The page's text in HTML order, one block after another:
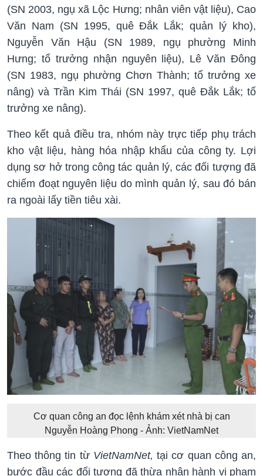
(SN 2003, ngụ xã Lộc Hưng; nhân viên vật liệu), Cao
Văn Nam (SN 1995, quê Đắk Lắk; quản lý kho),
Nguyễn Văn Hậu (SN 1989, ngụ phường Minh
Hưng; tổ trưởng nhận nguyên liệu), Lê Văn Đông
(SN 1983, ngụ phường Chơn Thành; tổ trưởng xe
nâng) và Trần Kim Thái (SN 1997, quê Đắk Lắk; tổ
trưởng xe nâng).
Theo kết quả điều tra, nhóm này trực tiếp phụ trách
kho vật liệu, hàng hóa nhập khẩu của công ty. Lợi
dụng sơ hở trong công tác quản lý, các đối tượng đã
chiếm đoạt nguyên liệu do mình quản lý, sau đó bán
ra ngoài lấy tiền tiêu xài.
Cơ quan công an đọc lệnh khám xét nhà bị can
Nguyễn Hoàng Phong - Ảnh: VietNamNet
Theo thông tin từ VietNamNet, tại cơ quan công an,
bước đầu các đối tượng đã thừa nhận hành vi phạm